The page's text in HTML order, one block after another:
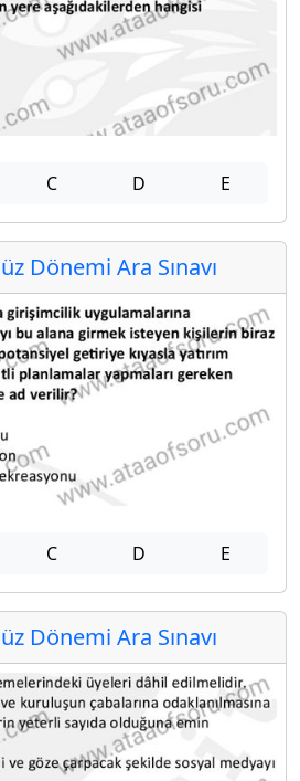
C D E
Dönemi Ara Sınavı
C D E
Dönemi Ara Sınavı